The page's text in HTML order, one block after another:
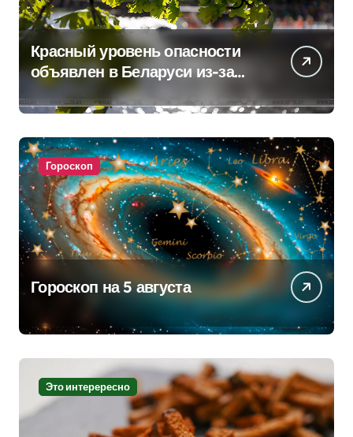
Красный уровень опасности
объявлен в Беларуси из-за
жары
Гороскоп
Гороскоп на 5 августа
Это интерересно